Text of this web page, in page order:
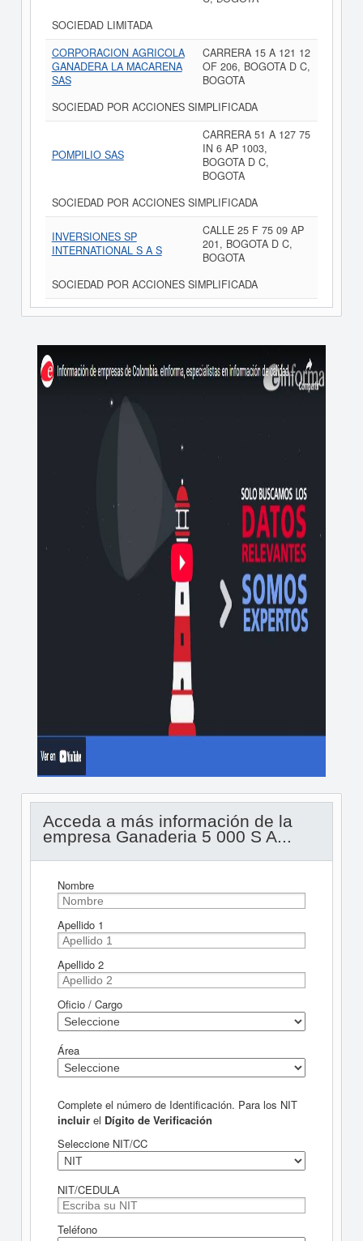
SOCIEDAD LIMITADA
CORPORACION AGRICOLA
GANADERA LA MACARENA
SAS
CARRERA 15 A 121 12
OF 206, BOGOTA D C,
BOGOTA
SOCIEDAD POR ACCIONES SIMPLIFICADA
POMPILIO SAS
CARRERA 51 A 127 75
IN 6 AP 1003,
BOGOTA D C,
BOGOTA
SOCIEDAD POR ACCIONES SIMPLIFICADA
INVERSIONES SP
INTERNATIONAL S A S
CALLE 25 F 75 09 AP
201, BOGOTA D C,
BOGOTA
SOCIEDAD POR ACCIONES SIMPLIFICADA
Acceda a más información de la
empresa Ganaderia 5 000 S A...
Nombre
Apellido 1
Apellido 2
Oficio / Cargo
Área
Complete el número de Identificación. Para los NIT
incluirel Dígito de Verificación
Seleccione NIT/CC
NIT/CEDULA
Teléfono